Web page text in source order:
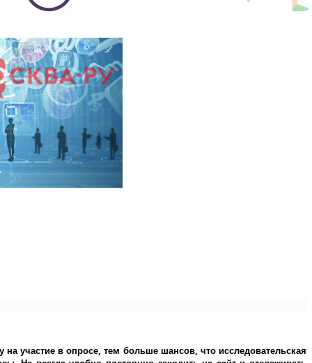
участие в опросе, тем больше шансов, что исследовательская